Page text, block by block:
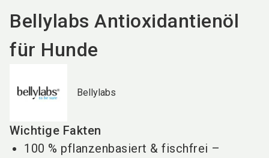
Bellylabs Antioxidantienöl
für Hunde
Bellylabs
Wichtige Fakten
100 % pflanzenbasiert & fischfrei –